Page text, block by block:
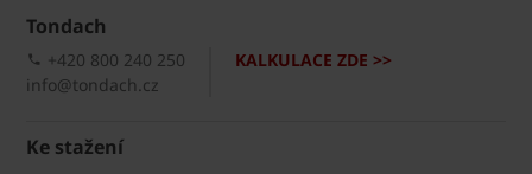
Tondach
KALKULACE ZDE >>
+420 800 240 250
info@tondach.cz
Ke stažení